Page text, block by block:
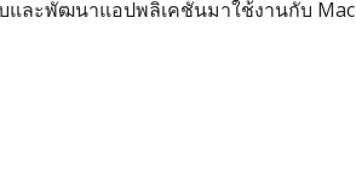
และพัฒนาแอปพลิเคชันมาใช้งานกับ Mac